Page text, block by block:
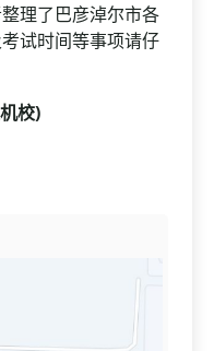
了巴彦淖尔市各
试时间等事项请仔
校)